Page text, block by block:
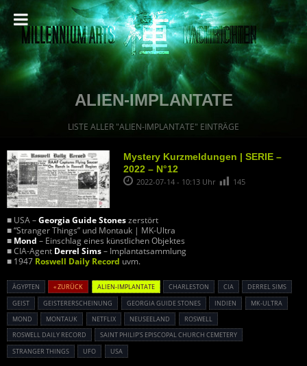
ALIEN-IMPLANTATE
LISTE ALLER "ALIEN-IMPLANTATE" EINTRÄGE
Mystery Kurzmeldungen | SERIE –
2022 – N°12
2022-07-14 - 10:13 Uhr 145
■ USA –Georgia Guide Stoneszerstört
■ “Stranger Things” und Montauk | MK-Ultra
■ Mond – Einschlag eines künstlichen Objektes
■ CIA-Agent Derrel Sims– Implantatsammlung
■ 1947 Roswell Daily Record uvm.
ÄGYPTEN « ZURÜCK ALIEN-IMPLANTATE CHARLESTON CIA
DERREL SIMS
GEIST
GEISTERERSCHEINUNG GEORGIA GUIDE STONES INDIEN
MK-ULTRA
MOND
MONTAUK NETFLIX NEUSEELAND
ROSWELL
ROSWELL DAILY RECORD
SAINT PHILIP'S EPISCOPAL CHURCH CEMETERY
STRANGER THINGS
UFO USA